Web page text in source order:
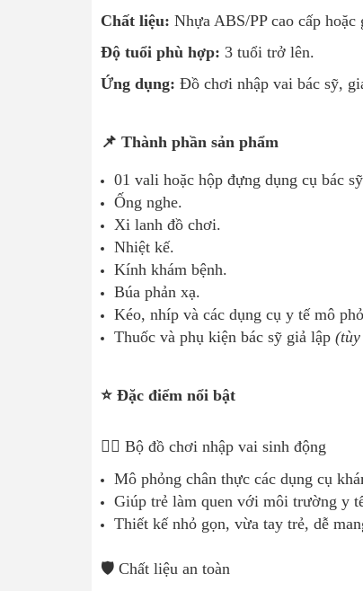
Chất liệu: Nhựa ABS/PP cao cấp
Độ tuổi phù hợp: 3 tuổi trở lên.
Ứng dụng: Đồ chơi nhập vai bác sỹ,
📌 Thành phần sản phẩm
01 vali hoặc hộp đựng dụng cụ bác
Ống nghe.
Xi lanh đồ chơi.
Nhiệt kế.
Kính khám bệnh.
Búa phản xạ.
Kéo, nhíp và các dụng cụ y tế mô
Thuốc và phụ kiện bác sỹ giả lập
⭐ Đặc điểm nổi bật
👨‍⚕️ Bộ đồ chơi nhập vai sinh động
Mô phỏng chân thực các dụng cụ
Giúp trẻ làm quen với môi trường y
Thiết kế nhỏ gọn, vừa tay trẻ, dễ
🛡️ Chất liệu an toàn